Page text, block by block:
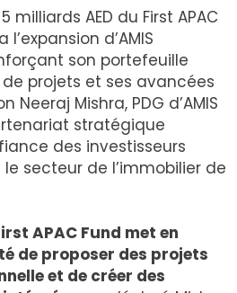
milliards AED du First APAC
d’AMIS
son portefeuille
projets et ses avancées
Neeraj Mishra, PDG d’AMIS
stratégique
des investisseurs
secteur de l’immobilier de
APAC Fund met en
de proposer des projets
et de créer des